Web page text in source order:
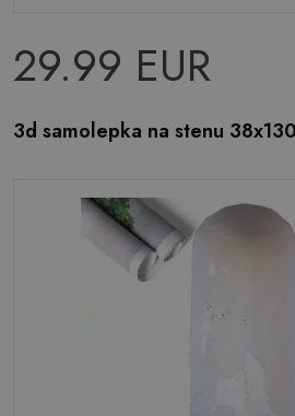
29.99 EUR
3d samolepka na stenu